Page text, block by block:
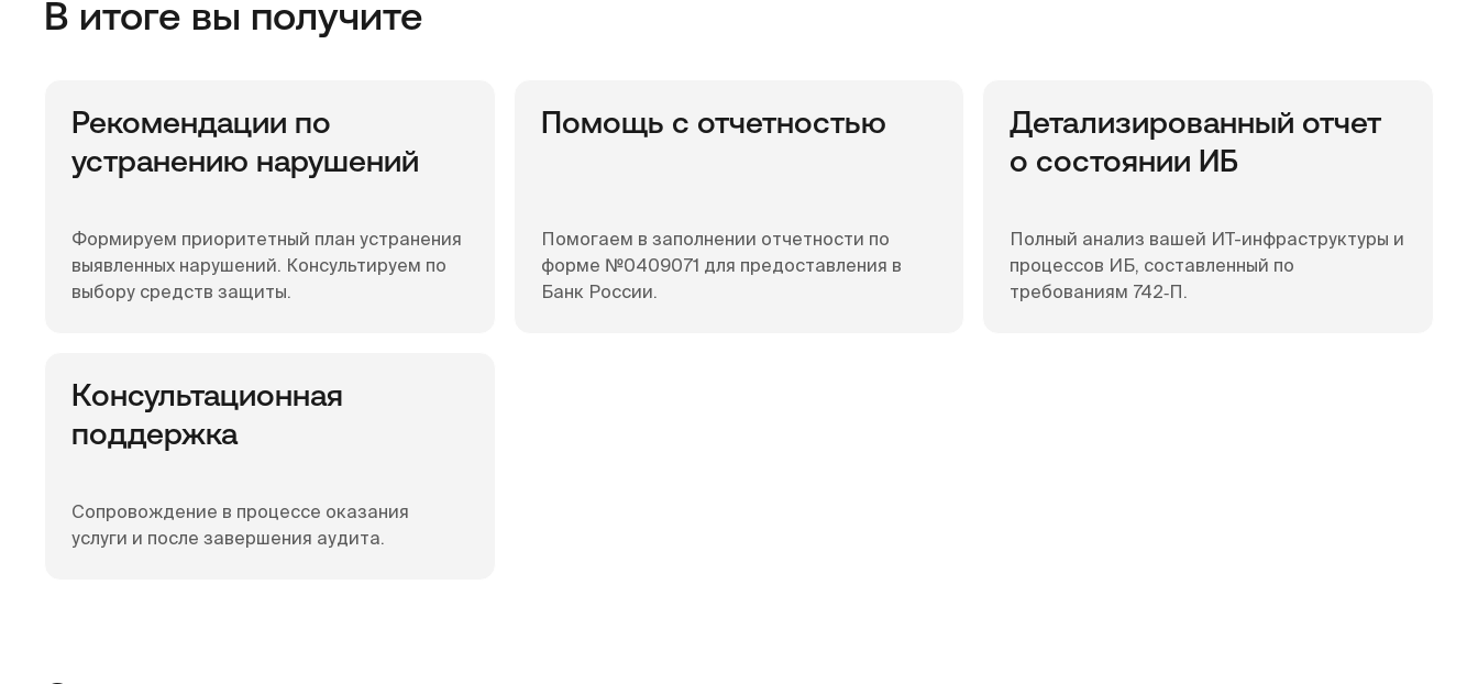
В итоге вы получите
Рекомендации по
устранению нарушений
Формируем приоритетный план устранения
выявленных нарушений. Консультируем по
выбору средств защиты.
Помощь с отчетностью
Помогаем в заполнении отчетности по
форме №0409071 для предоставления в
Банк России.
Детализированный отчет
о состоянии ИБ
Полный анализ вашей ИТ-инфраструктуры и
процессов ИБ, составленный по
требованиям 742‑П.
Консультационная
поддержка
Сопровождение в процессе оказания
услуги и после завершения аудита.